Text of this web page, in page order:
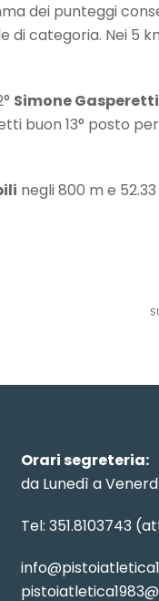
dei punteggi
di categoria. Nei 5
Simone Gasperetti
buon 13° posto per
negli 800 m e
Orari segreteria:
da Lunedì a
Tel: 351.8103743